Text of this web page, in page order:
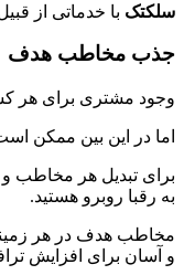
سلکتک با خدماتی از
جذب مخاطب هدف
وجود مشتری برای هر
اما در این بین ممکن
برای تبدیل هر مخاطب و
به رقبا روبرو هستید.
مخاطب هدف در هر
و آسان برای افزایش